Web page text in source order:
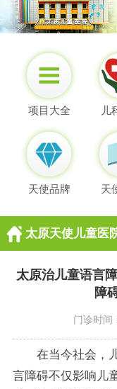
项目大全 儿
天使品牌 天
太原天使儿童医
太原治儿童语言
障
门诊时间
在当今社会，
言障碍不仅影响儿